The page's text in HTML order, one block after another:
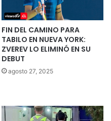
FIN DEL CAMINO PARA
TABILO EN NUEVA YORK:
ZVEREV LO ELIMINÓ EN SU
DEBUT
agosto 27, 2025